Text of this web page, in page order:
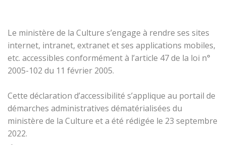
Le ministère de la Culture s’engage à rendre ses sites
internet, intranet, extranet et ses applications mobiles,
etc. accessibles conformément à l’article 47 de la loi n°
2005-102 du 11 février 2005.
Cette déclaration d’accessibilité s’applique au portail de
démarches administratives dématérialisées du
ministère de la Culture et a été rédigée le 23 septembre
2022.